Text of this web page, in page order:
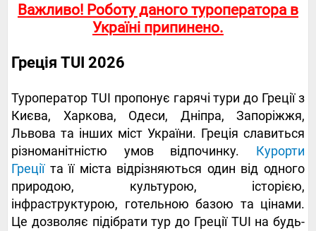
Важливо! Роботу даного туроператора в
Україні припинено.
Греція TUI 2026
Туроператор TUI пропонує гарячі тури до Греції з
Києва, Харкова, Одеси, Дніпра, Запоріжжя,
Львова та інших міст України. Греція славиться
різноманітністю умов відпочинку. Курорти
Греціїта її міста відрізняються один від одного
природою, культурою, історією,
інфраструктурою, готельною базою та цінами.
Це дозволяє підібрати тур до Греції TUI на будь-